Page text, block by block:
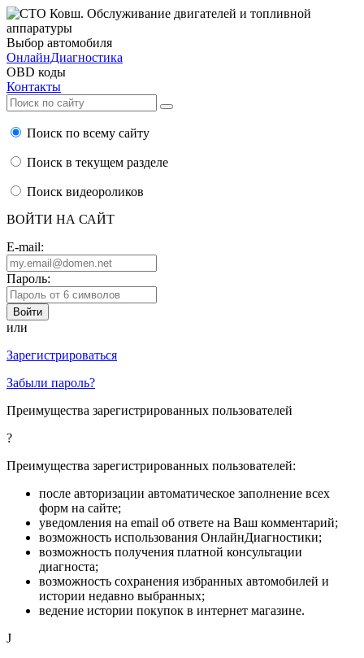
Выбор автомобиля
ОнлайнДиагностика
OBD коды
Контакты
Поиск по всему сайту
Поиск в текущем разделе
Поиск видеороликов
ВОЙТИ НА САЙТ
E-mail:
Пароль:
или
Зарегистрироваться
Забыли пароль?
Преимущества зарегистрированных пользователей
?
Преимущества зарегистрированных пользователей:
после авторизации автоматическое заполнение всех
форм на сайте;
уведомления на email об ответе на Ваш комментарий;
возможность использования ОнлайнДиагностики;
возможность получения платной консультации
диагноста;
возможность сохранения избранных автомобилей и
истории недавно выбранных;
ведение истории покупок в интернет магазине.
J